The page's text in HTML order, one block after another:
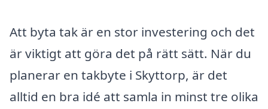
Att byta tak är en stor investering och det
är viktigt att göra det på rätt sätt. När du
planerar en takbyte i Skyttorp, är det
alltid en bra idé att samla in minst tre olika